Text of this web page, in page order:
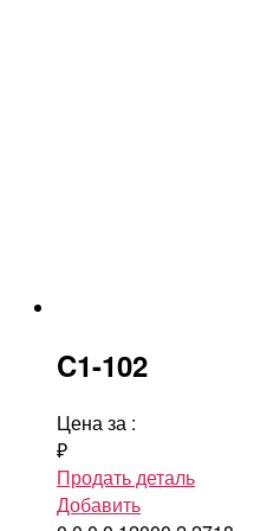
C1-102
Цена за :
₽
Продать деталь
Добавить